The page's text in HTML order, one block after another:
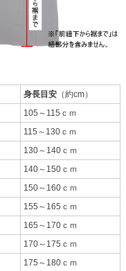
身長目安 （約cm）
105～115ｃｍ
115～130ｃｍ
130～140ｃｍ
140～150ｃｍ
150～160ｃｍ
155～165ｃｍ
165～170ｃｍ
170～175ｃｍ
175～180ｃｍ